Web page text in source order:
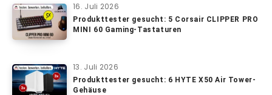
16. Juli 2026
Produkttester gesucht: 5 Corsair CLIPPER PRO
MINI 60 Gaming-Tastaturen
13. Juli 2026
Produkttester gesucht: 6 HYTE X50 Air Tower-
Gehäuse